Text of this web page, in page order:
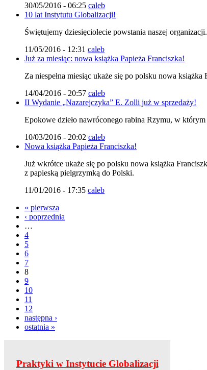
30/05/2016 - 06:25 caleb
10 lat Instytutu Globalizacji!
Świętujemy dziesięciolecie powstania naszej
11/05/2016 - 12:31 caleb
Już za miesiąc: nowa książka Papieża Franciszka!
Za niespełna miesiąc ukaże się po polsku nowa
14/04/2016 - 20:57 caleb
II Wydanie „Nazarejczyka” E. Zolli już w sprzedaży!
Epokowe dzieło nawróconego rabina Rzymu, w
10/03/2016 - 20:02 caleb
Nowa książka Papieża Franciszka!
Już wkrótce ukaże się po polsku nowa książka
z papieską pielgrzymką do Polski.
11/01/2016 - 17:35 caleb
« pierwsza
‹ poprzednia
…
4
5
6
7
8
9
10
11
12
następna ›
ostatnia »
Praktyki w Instytucie Globalizacji